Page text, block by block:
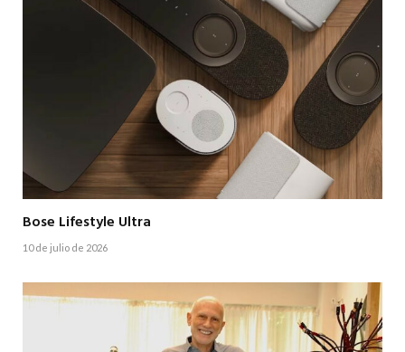
Bose Lifestyle Ultra
10 de julio de 2026